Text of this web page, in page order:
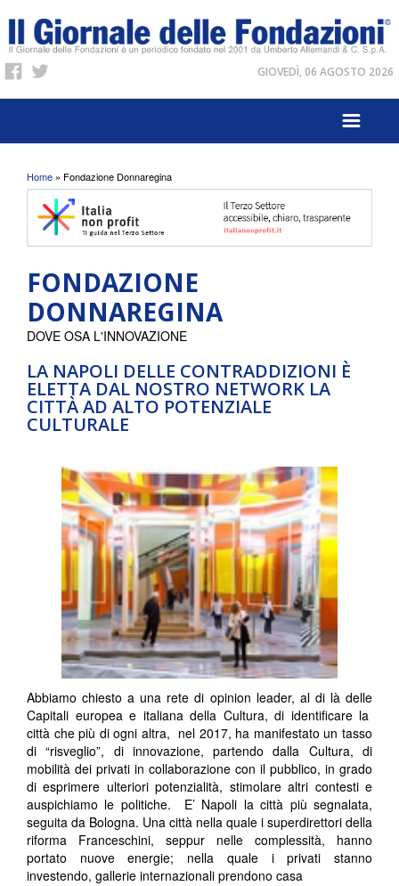
GIOVEDÌ, 06 AGOSTO 2026
Tu sei qui
Home » Fondazione Donnaregina
FONDAZIONE
DONNAREGINA
LA NAPOLI DELLE CONTRADDIZIONI È
ELETTA DAL NOSTRO NETWORK LA
CITTÀ AD ALTO POTENZIALE
CULTURALE
DOVE OSA L'INNOVAZIONE
Abbiamo chiesto a una rete di opinion leader, al di là delle
Capitali europea e italiana della Cultura, di identificare la
città che più di ogni altra, nel 2017, ha manifestato un tasso
di “risveglio”, di innovazione, partendo dalla Cultura, di
mobilità dei privati in collaborazione con il pubblico, in grado
di esprimere ulteriori potenzialità, stimolare altri contesti e
auspichiamo le politiche. E’ Napoli la città più segnalata,
seguita da Bologna. Una città nella quale i superdirettori della
riforma Franceschini, seppur nelle complessità, hanno
portato nuove energie; nella quale i privati stanno
investendo, gallerie internazionali prendono casa